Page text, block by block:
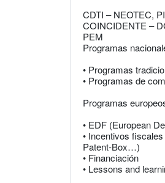
CDTI – NEOTEC,
COINCIDENTE –
PEM
Programas
• Programas
• Programas de
Programas
• EDF (European
• Incentivos
Patent-Box…)
• Financiación
• Lessons and